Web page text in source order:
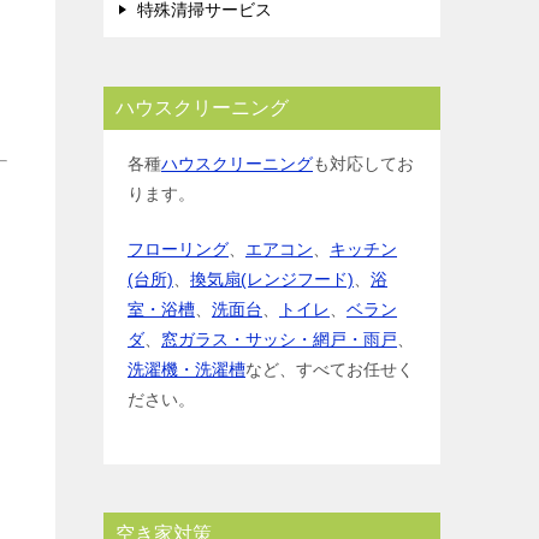
特殊清掃サービス
ハウスクリーニング
各種ハウスクリーニングも対応してお
ります。
フローリング エアコン
キッチン
(台所)
換気扇(レンジフード)
浴
室・浴槽
洗面台 トイレ
ベラン
ダ
窓ガラス・サッシ・網戸・雨戸
洗濯機・洗濯槽など、すべてお任せく
ださい。
空き家対策